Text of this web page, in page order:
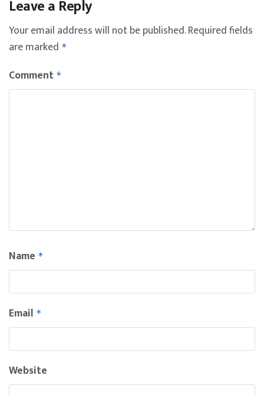
Leave a Reply
Your email address will not be published.Required fields
are marked *
Comment *
Name *
Email *
Website